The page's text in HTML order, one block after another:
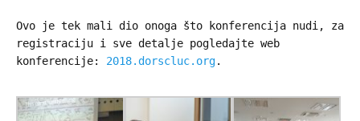
Ovo je tek mali dio onoga što konferencija nudi, za
registraciju i sve detalje pogledajte web
konferencije:
2018.dorscluc.org.